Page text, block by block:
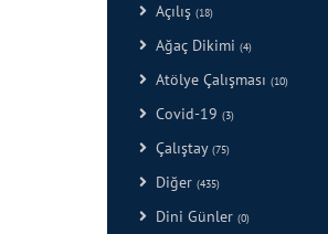
Açılış (18)
Ağaç Dikimi (4)
Atölye Çalışması (10)
Covid-19 (3)
Çalıştay (75)
Diğer (435)
Dini Günler (0)